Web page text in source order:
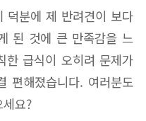
덕분에 제 반려견이 보다
된 것에 큰 만족감을 느
한 급식이 오히려 문제가
편해졌습니다. 여러분도
요?